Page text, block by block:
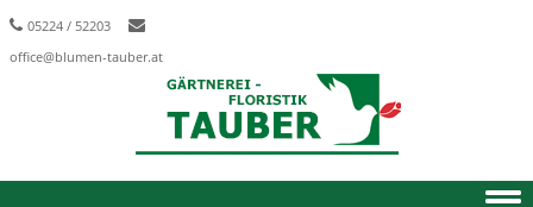
05224 / 52203
office@blumen-tauber.at